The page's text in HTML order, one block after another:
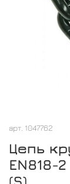
арт. 1047762
Цепь
EN818-